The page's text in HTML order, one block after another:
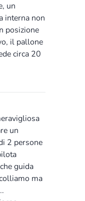
un
interna non
posizione
il pallone
circa 20
un
2 persone
guida
ma